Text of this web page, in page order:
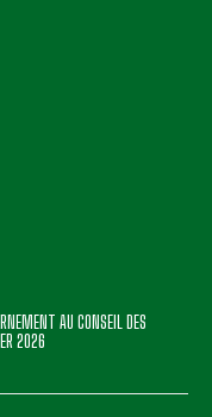
AU CONSEIL DES
2026